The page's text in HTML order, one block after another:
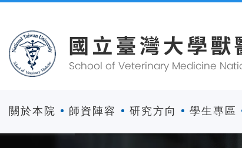
關於本院 師資陣容 研究方向 學生專區